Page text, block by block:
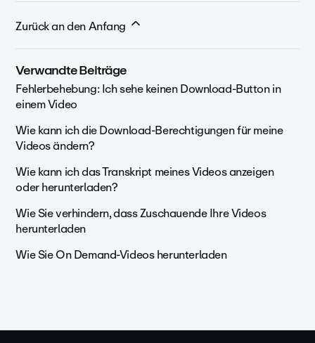
Zurück an den Anfang
Verwandte Beiträge
Fehlerbehebung: Ich sehe keinen Download-Button in
einem Video
Wie kann ich die Download-Berechtigungen für meine
Videos ändern?
Wie kann ich das Transkript meines Videos anzeigen
oder herunterladen?
Wie Sie verhindern, dass Zuschauende Ihre Videos
herunterladen
Wie Sie On Demand-Videos herunterladen